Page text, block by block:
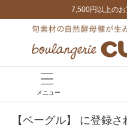
7,500円以上のお
メニュー
【ベーグル】 に登録